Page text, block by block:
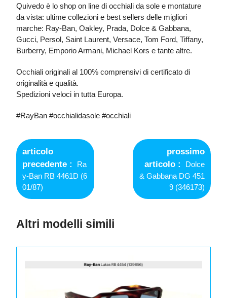
Quivedo è lo shop on line di occhiali da sole e montature
da vista: ultime collezioni e best sellers delle migliori
marche: Ray-Ban, Oakley, Prada, Dolce & Gabbana,
Gucci, Persol, Saint Laurent, Versace, Tom Ford, Tiffany,
Burberry, Emporio Armani, Michael Kors e tante altre.
Occhiali originali al 100% comprensivi di certificato di
originalità e qualità.
Spedizioni veloci in tutta Europa.
#RayBan #occhialidasole #occhiali
Navigazione
articoli
articolo
precedente
Older
Posts
Ra
y-Ban RB 4461D (6
01/87)
prossimo
articolo
Newer
Posts
Dolce
& Gabbana DG 451
9 (346173)
Altri modelli simili